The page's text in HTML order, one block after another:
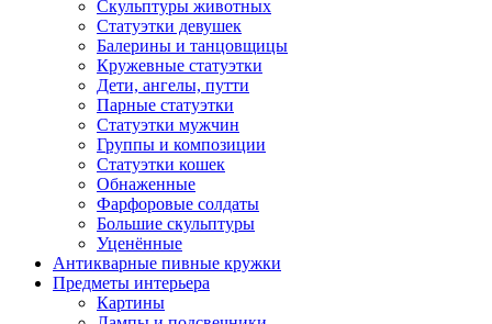
Скульптуры животных
Статуэтки девушек
Балерины и танцовщицы
Кружевные статуэтки
Дети, ангелы, путти
Парные статуэтки
Статуэтки мужчин
Группы и композиции
Статуэтки кошек
Обнаженные
Фарфоровые солдаты
Большие скульптуры
Уценённые
Антикварные пивные кружки
Предметы интерьера
Картины